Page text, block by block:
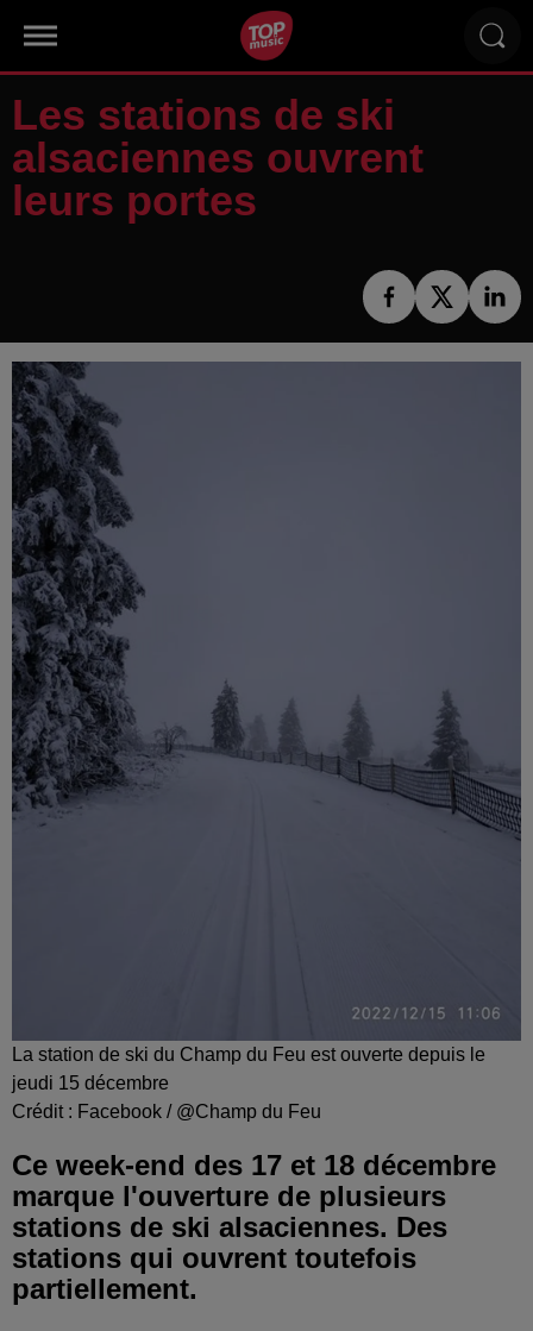
Les stations de ski
alsaciennes ouvrent
leurs portes
La station de ski du Champ du Feu est ouverte depuis le
jeudi 15 décembre
Crédit : Facebook / @Champ du Feu
Ce week-end des 17 et 18 décembre
marque l'ouverture de plusieurs
stations de ski alsaciennes. Des
stations qui ouvrent toutefois
partiellement.